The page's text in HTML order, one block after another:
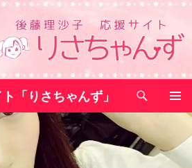
「りさちゃんず」
メインメ